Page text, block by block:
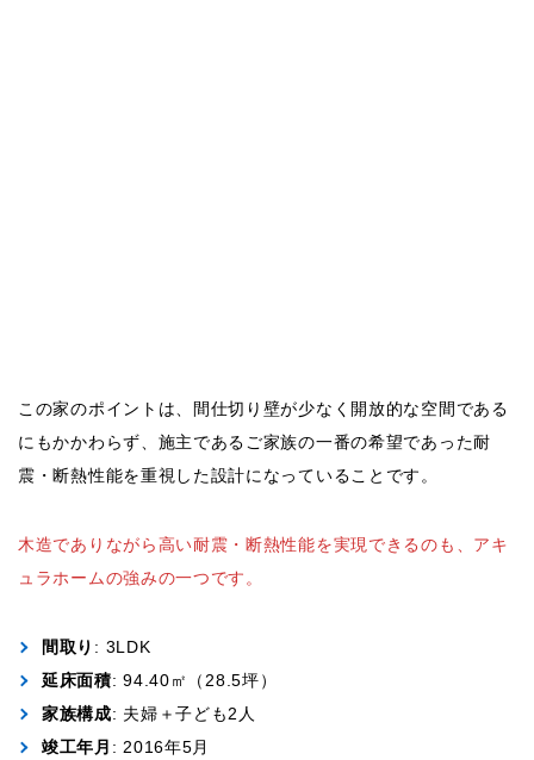
この家のポイントは、間仕切り壁が少なく開放的な空間である
にもかかわらず、施主であるご家族の一番の希望であった耐
震・断熱性能を重視した設計になっていることです。
木造でありながら高い耐震・断熱性能を実現できるのも、アキ
ュラホームの強みの一つです。
間取り : 3LDK
延床面積: 94.40㎡（28.5坪）
家族構成: 夫婦＋子ども2人
竣工年月 : 2016年5月